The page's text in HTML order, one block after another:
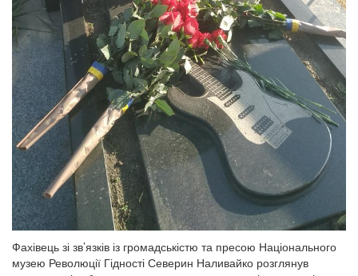
Фахівець зі зв’язків із громадськістю та пресою Національного
музею Революції Гідності Северин Наливайко розглянув